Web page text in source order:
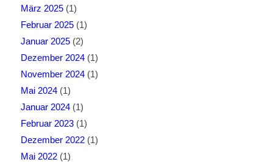
März 2025(1)
Februar 2025(1)
Januar 2025(2)
Dezember 2024(1)
November 2024(1)
Mai 2024(1)
Januar 2024(1)
Februar 2023(1)
Dezember 2022(1)
Mai 2022(1)